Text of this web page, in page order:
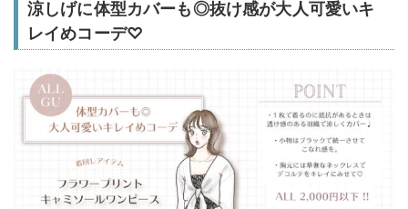
涼しげに体型カバーも◎抜け感が大人可愛いキ
レイめコーデ♡